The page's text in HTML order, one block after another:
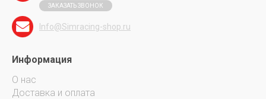
ЗАКАЗАТЬ ЗВОНОК
Info@Simracing-shop.ru
Информация
О нас
Доставка и оплата